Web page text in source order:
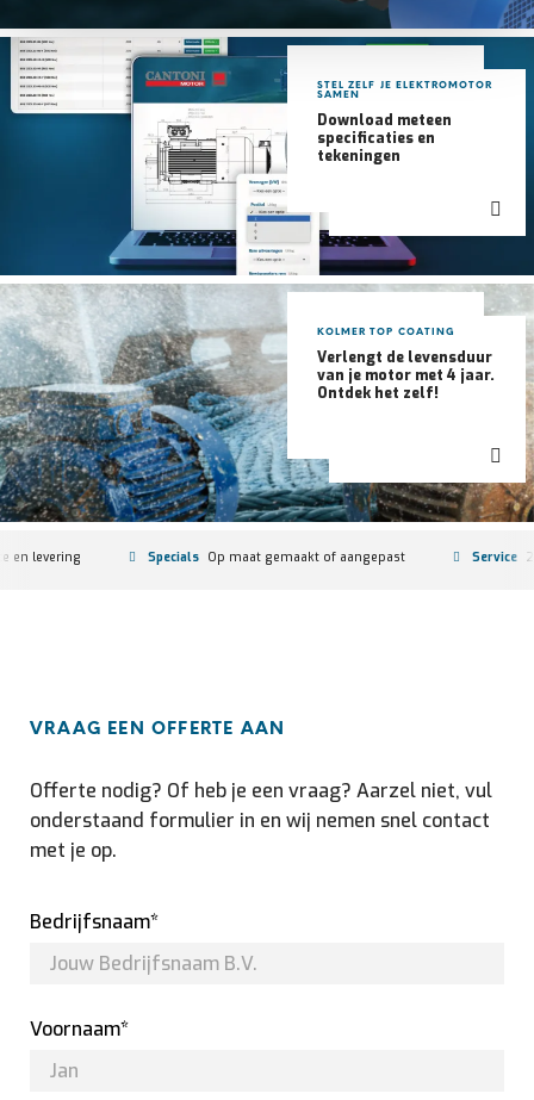
STEL ZELF JE ELEKTROMOTOR
SAMEN
Download meteen
specificaties en
tekeningen
KOLMER TOP COATING
Verlengt de levensduur
van je motor met 4 jaar.
Ontdek het zelf!
en levering Specials Op maat gemaakt of aangepast Service
VRAAG EEN OFFERTE AAN
Offerte nodig? Of heb je een vraag? Aarzel niet, vul
onderstaand formulier in en wij nemen snel contact
met je op.
Bedrijfsnaam*
Voornaam*